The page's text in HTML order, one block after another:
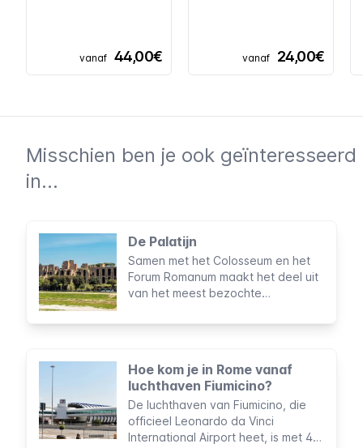
vanaf 44,00€ vanaf 24,00€
Misschien ben je ook geïnteresseerd
in...
De Palatijn
Samen met het Colosseum en het
Forum Romanum maakt het deel uit
van het meest bezochte
Palatijn wordt beschouwd als de
ruïnes van keizerlijke paleizen.
Hoe kom je in Rome vanaf
luchthaven Fiumicino?
De luchthaven van Fiumicino, die
officieel Leonardo da Vinci
International Airport heet, is met 43